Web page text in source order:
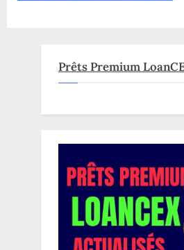
Prêts Premium